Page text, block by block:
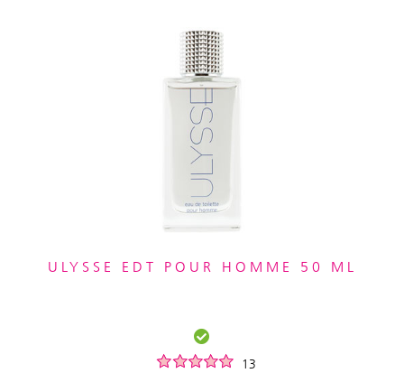
ULYSSE EDT POUR HOMME 50 ML
13